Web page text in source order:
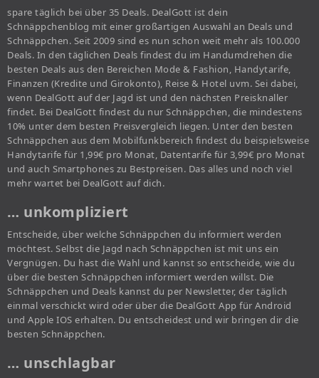
spare täglich bei über 35 Deals. DealGott ist dein
Schnäppchenblog mit einer großartigen Auswahl an Deals und
Schnäppchen. Seit 2009 sind es nun schon weit mehr als 100.000
Deals. In den täglichen Deals findest du im Handumdrehen die
besten Deals aus den Bereichen Mode & Fashion, Handytarife,
Finanzen (Kredite und Girokonto), Reise & Hotel uvm. Sei dabei,
wenn DealGott auf der Jagd ist und den nächsten Preisknaller
findet. Bei DealGott findest du nur Schnäppchen, die mindestens
10% unter dem besten Preisvergleich liegen. Unter den besten
Schnäppchen aus dem Mobilfunkbereich findest du beispielsweise
Handytarife für 1,99€ pro Monat, Datentarife für 3,99€ pro Monat
und auch Smartphones zu Bestpreisen. Das alles und noch viel
mehr wartet bei DealGott auf dich.
… unkompliziert
Entscheide, über welche Schnäppchen du informiert werden
möchtest. Selbst die Jagd nach Schnäppchen ist mit uns ein
Vergnügen. Du hast die Wahl und kannst so entscheide, wie du
über die besten Schnäppchen informiert werden willst. Die
Schnäppchen und Deals kannst du per Newsletter, der täglich
einmal verschickt wird oder über die DealGott App für Android
und Apple IOS erhalten. Du entscheidest und wir bringen dir die
besten Schnäppchen.
… unschlagbar